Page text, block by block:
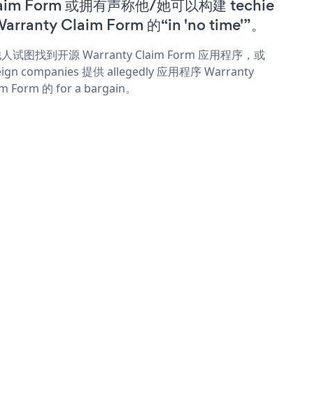
Form 或拥有声称他/她可以构建 techie
Claim Form 的“in 'no time'”。
试图找到开源 Warranty Claim Form 应用程序，或
companies 提供 allegedly 应用程序 Warranty
Form 的 for a bargain。